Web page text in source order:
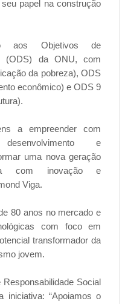
papel na construção
aos Objetivos de
(ODS) da ONU, com
da pobreza), ODS
econômico) e ODS 9
a empreender com
e
uma nova geração
com inovação e
Viga.
80 anos no mercado e
com foco em
transformador da
jovem.
Social
iniciativa: “Apoiamos o